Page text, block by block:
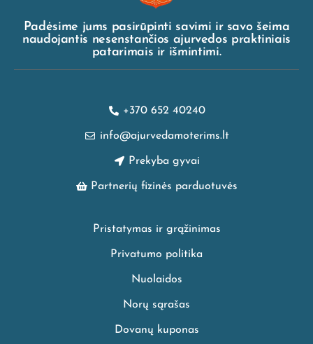
Padėsime jums pasirūpinti savimi ir savo šeima
naudojantis nesenstančios ajurvedos praktiniais
patarimais ir išmintimi.
+370 652 40240
info@ajurvedamoterims.lt
Prekyba gyvai
Partnerių fizinės parduotuvės
Pristatymas ir grąžinimas
Privatumo politika
Nuolaidos
Norų sąrašas
Dovanų kuponas